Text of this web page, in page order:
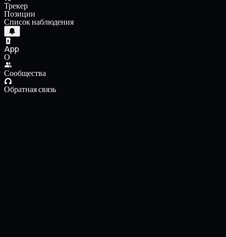
Трекер
Позиции
Список наблюдения
App
О
Сообщества
Обратная связь